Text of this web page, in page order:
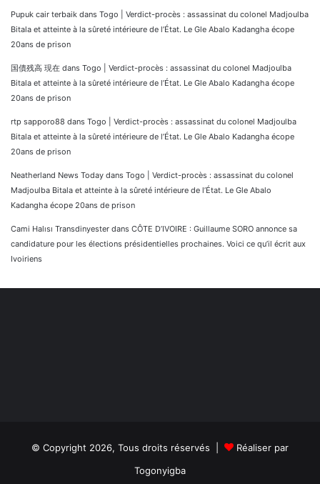
Pupuk cair terbaik dans Togo | Verdict-procès : assassinat du colonel Madjoulba
Bitala et atteinte à la sûreté intérieure de l’État. Le Gle Abalo Kadangha écope
20ans de prison
国債残高 現在 dans Togo | Verdict-procès : assassinat du colonel Madjoulba
Bitala et atteinte à la sûreté intérieure de l’État. Le Gle Abalo Kadangha écope
20ans de prison
rtp sapporo88 dans Togo | Verdict-procès : assassinat du colonel Madjoulba
Bitala et atteinte à la sûreté intérieure de l’État. Le Gle Abalo Kadangha écope
20ans de prison
Neatherland News Today dans Togo | Verdict-procès : assassinat du colonel
Madjoulba Bitala et atteinte à la sûreté intérieure de l’État. Le Gle Abalo
Kadangha écope 20ans de prison
Cami Halısı Transdinyester dans CÔTE D’IVOIRE : Guillaume SORO annonce sa
candidature pour les élections présidentielles prochaines. Voici ce qu’il écrit aux
Ivoiriens
© Copyright 2026, Tous droits réservés |
Réaliser par
Togonyigba